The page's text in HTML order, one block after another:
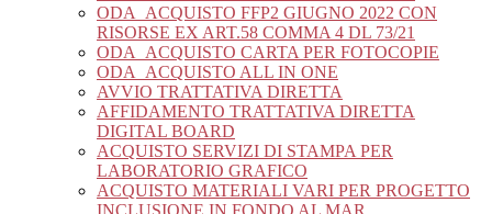
ODA_ACQUISTO FFP2 GIUGNO 2022 CON
RISORSE EX ART.58 COMMA 4 DL 73/21
ODA_ACQUISTO CARTA PER FOTOCOPIE
ODA_ACQUISTO ALL IN ONE
AVVIO TRATTATIVA DIRETTA
AFFIDAMENTO TRATTATIVA DIRETTA
DIGITAL BOARD
ACQUISTO SERVIZI DI STAMPA PER
LABORATORIO GRAFICO
ACQUISTO MATERIALI VARI PER PROGETTO